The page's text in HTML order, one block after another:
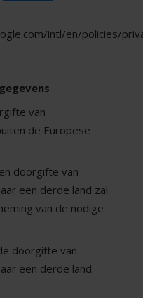
intl/en/policies/
van
de Europese
doorgifte van
een derde land zal
van de nodige
doorgifte van
een derde land.